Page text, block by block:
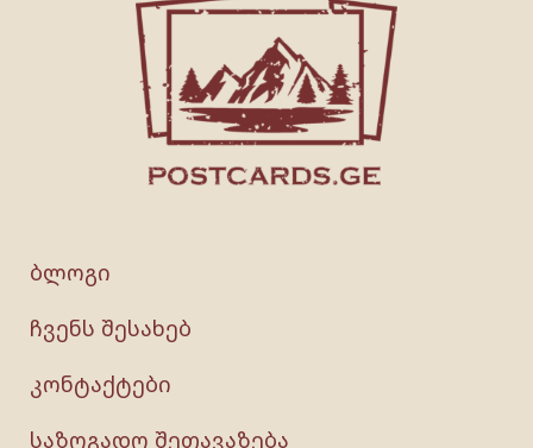
ბლოგი
ჩვენს შესახებ
კონტაქტები
საზოგადო შეთავაზება